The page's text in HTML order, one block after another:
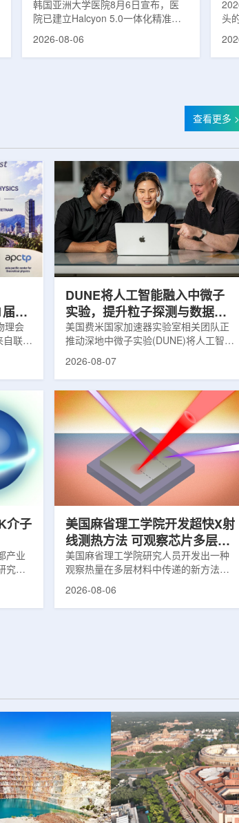
射治疗方案
韩国亚洲大学医院8月6日宣布，医
院已建立Halcyon 5.0一体化精准放
射治疗解决方案，并开始全面用于患
射治疗系统IDENTIFY。亚洲大学医
院表示，该院是韩国首...
2026-08-06
头
强
评
织/
力
家
查看更多 >
届越
理会
自联合
、俄
和地
议议
物理
，同
理、
生物
...
DUNE将人工智能融入中微子
实验，提升粒子探测与数据处
理能力
美国费米国家加速器实验室相关团队正
推动深地中微子实验(DUNE)将人工智能
互作用识别、事件分类和探测器管理能
力。DUNE位于长基线中微子设施，目
前已开始安装大型中微子探测器模块的
结构元件。该实验由近探测器和远探测
器组成：近探测器位于费米实验室，远
探测器设在南达科他州桑福德地下研究
设施地下约1英里处。两个探测器都将采
用液氩时间投影室技术，用于记录中微
2026-08-07
介子
产业
究中
物
美国麻省理工学院开发超快X射
线测热方法 可观察芯片多层结
构热传递
美国麻省理工学院研究人员开发出一种
观察热量在多层材料中传递的新方法，
可用于精确测量计算机芯片等电子器件
2026-08-06